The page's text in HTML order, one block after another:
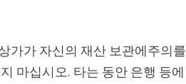
가가 자신의 재산 보관에주의를
마십시오. 타는 동안 은행 등에